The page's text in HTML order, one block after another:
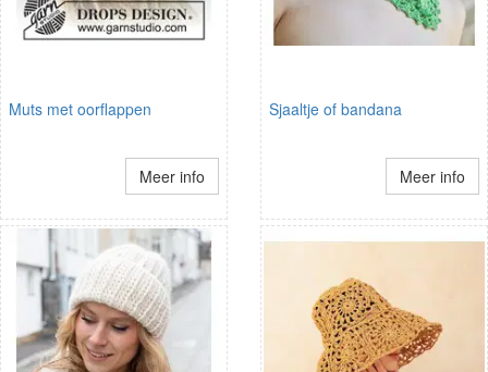
Muts met oorflappen
Meer info
Sjaaltje of bandana
Meer info